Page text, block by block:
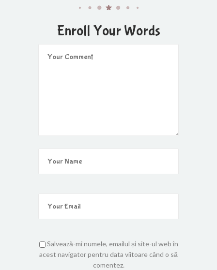
Enroll Your Words
Salvează-mi numele, emailul și site-ul web în
acest navigator pentru data viitoare când o să
comentez.